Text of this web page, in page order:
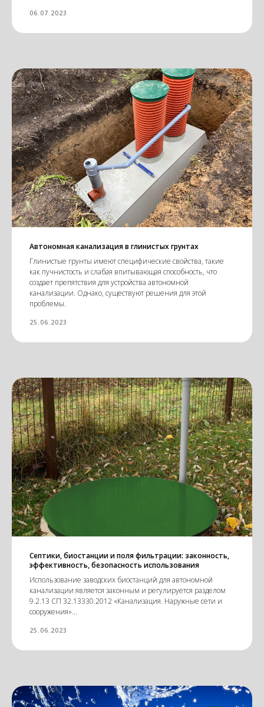
06.07.2023
Автономная канализация в глинистых грунтах
Глинистые грунты имеют специфические свойства, такие
как пучнистость и слабая впитывающая способность, что
создает препятствия для устройства автономной
канализации. Однако, существуют решения для этой
проблемы.
25.06.2023
Септики, биостанции и поля фильтрации: законность,
эффективность, безопасность использования
Использование заводских биостанций для автономной
канализации является законным и регулируется разделом
9.2.13 СП 32.13330.2012 «Канализация. Наружные сети и
сооружения»...
25.06.2023